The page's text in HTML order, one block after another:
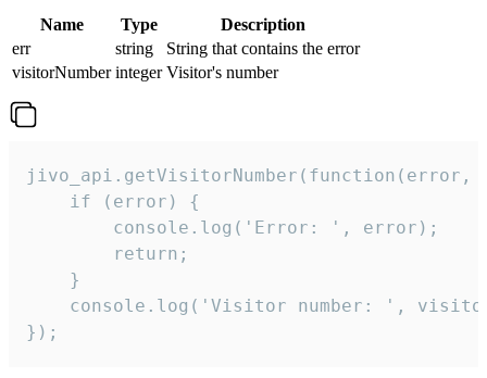
Name Type
Description
err
string
String that contains the error
visitorNumber integer Visitor's number
jivo_api.getVisitorNumber(function(error,
    if (error) {
        console.log('Error: ', error);
        return;
    }
console.log('Visitor number: ',
});